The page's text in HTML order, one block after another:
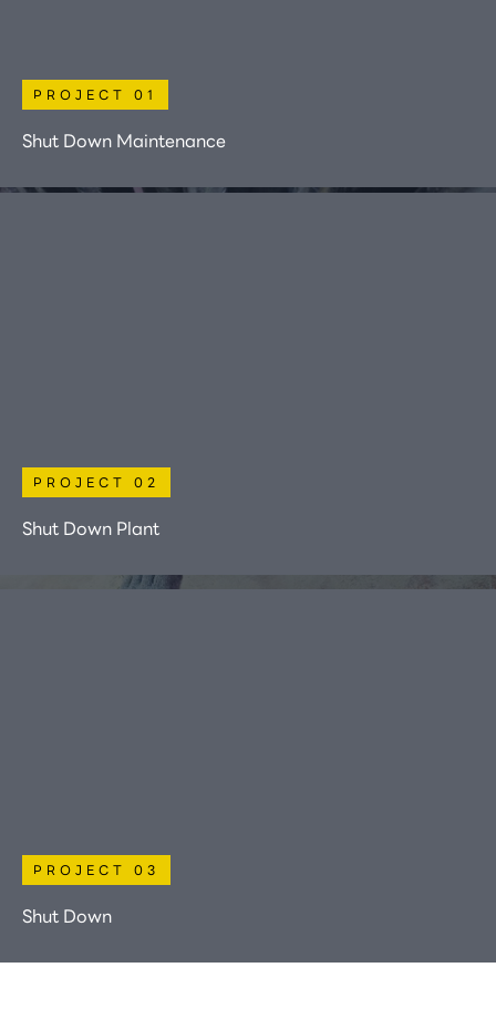
PROJECT 01
Shut Down Maintenance
PROJECT 02
Shut Down Plant
PROJECT 03
Shut Down